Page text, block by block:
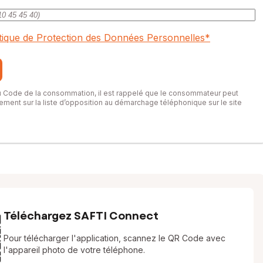
de Protection des Données Personnelles*
Code de la consommation, il est rappelé que le consommateur peut
sur la liste d’opposition au démarchage téléphonique sur le site
Téléchargez SAFTI Connect
Pour télécharger l'application, scannez le QR Code avec
l'appareil photo de votre téléphone.